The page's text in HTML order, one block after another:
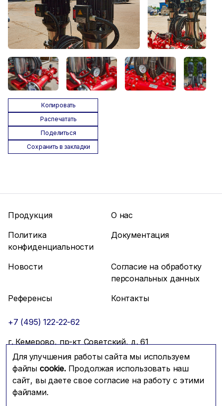
Копировать
Распечатать
Поделиться
Сохранить в закладки
Для улучшения работы сайта мы используем
файлы cookie.Продолжая использовать наш
сайт, вы даете свое согласие на работу с этими
файлами.
Продукция
О нас
Политика
конфиденциальности
Документация
Новости
Согласие на обработку
персональных данных
Референсы
Контакты
+7 (495) 122-22-62
г. Кемерово, пр-кт Советский, д. 61
info@mfmc.ru
Связаться с нами